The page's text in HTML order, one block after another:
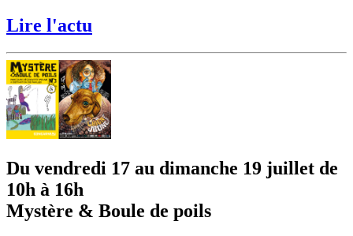
Lire l'actu
Du vendredi 17 au dimanche 19 juillet de
10h à 16h
Mystère & Boule de poils